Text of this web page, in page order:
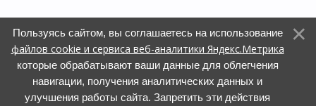
Пользуясь сайтом, вы соглашаетесь на использование
файлов cookie и сервиса веб-аналитики Яндекс.Метрика
которые обрабатывают ваши данные для облегчения
навигации, получения аналитических данных и
улучшения работы сайта. Запретить эти действия